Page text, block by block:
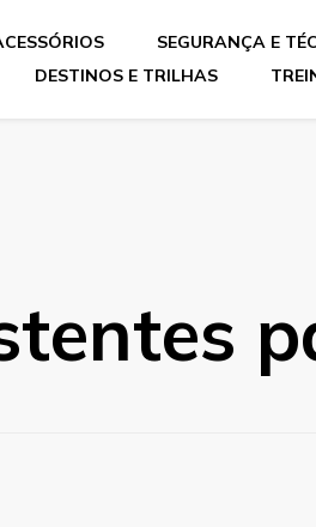
SEGURANÇA E
DESTINOS E TRILHAS